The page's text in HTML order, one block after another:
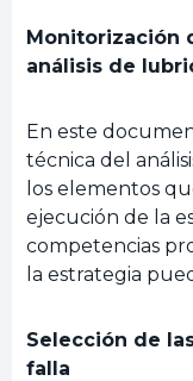
Monitorización
análisis de
En este
técnica del
los elementos
ejecución de la
competencias
la estrategia
Selección de
falla